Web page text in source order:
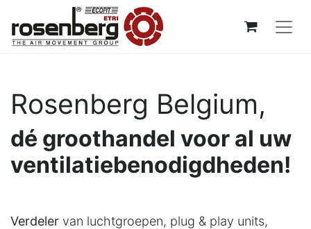
Rosenberg Belgium,
dé groothandel voor al uw
ventilatiebenodigdheden!
Verdeler van luchtgroepen, plug & play units,